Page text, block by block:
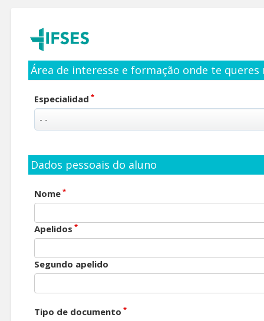
Área de interesse e formação onde te
Especialidad *
Dados pessoais do aluno
Nome *
Apelidos *
Segundo apelido
Tipo de documento *